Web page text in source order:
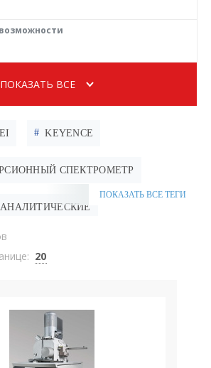
ПОКАЗАТЬ ВСЕ
KEYENCE
СПЕКТРОМЕТР
МИКРОСКОПЫ
МИКРОСКОПЫ
ПОКАЗАТЬ ВСЕ ТЕГИ
20